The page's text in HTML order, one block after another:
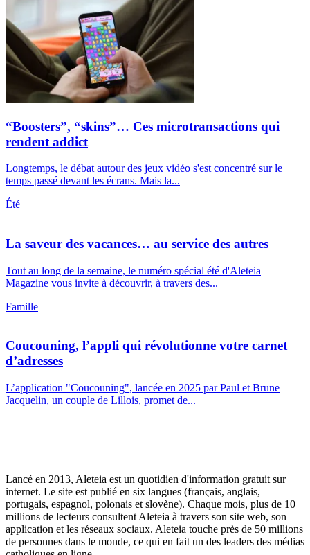
“Boosters”, “skins”… Ces microtransactions qui
rendent addict
Longtemps, le débat autour des jeux vidéo s'est concentré sur le
temps passé devant les écrans. Mais la...
Été
La saveur des vacances… au service des autres
Tout au long de la semaine, le numéro spécial été d'Aleteia
Magazine vous invite à découvrir, à travers des...
Famille
Coucouning, l’appli qui révolutionne votre carnet
d’adresses
L’application "Coucouning", lancée en 2025 par Paul et Brune
Jacquelin, un couple de Lillois, promet de...
Lancé en 2013, Aleteia est un quotidien d'information gratuit sur
internet. Le site est publié en six langues (français, anglais,
portugais, espagnol, polonais et slovène). Chaque mois, plus de 10
millions de lecteurs consultent Aleteia à travers son site web, son
application et les réseaux sociaux. Aleteia touche près de 50 millions
de personnes dans le monde, ce qui en fait un des leaders des médias